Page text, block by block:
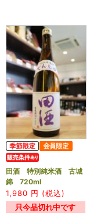
田酒 特別純米酒 古城
錦 720ml
1,980 円 (税込)
只今品切れ中です